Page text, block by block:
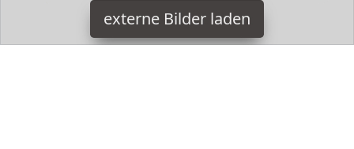
externe Bilder laden
Blumtal
NBEZÜGE Der Kopfkissenbezug besteht zu aus extrem